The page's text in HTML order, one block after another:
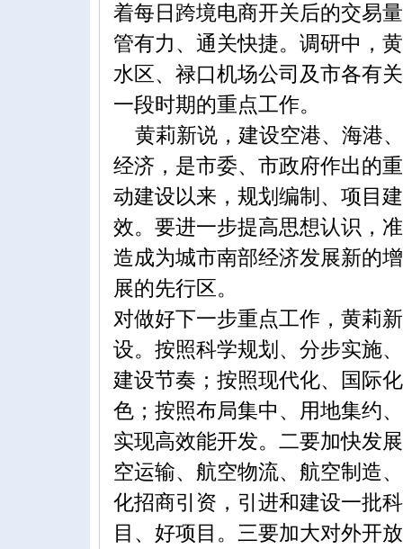
着每日跨境电商开关后的交易
管有力、通关快捷。调研中，
水区、禄口机场公司及市各有
一段时期的重点工作。
黄莉新说，建设空港、海港
经济，是市委、市政府作出的
动建设以来，规划编制、项目
效。要进一步提高思想认识，
造成为城市南部经济发展新的
展的先行区。
对做好下一步重点工作，黄莉
设。按照科学规划、分步实施
建设节奏；按照现代化、国际
色；按照布局集中、用地集约
实现高效能开发。二要加快发
空运输、航空物流、航空制造
化招商引资，引进和建设一批
目、好项目。三要加大对外开